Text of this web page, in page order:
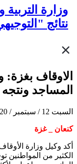
وزارة
نتائج "التوجيهي"
الاوقاف
المساجد
السبت 12 / سبتمبر / 2020
كنعان _ غزة
أكد وكيل وزارة
الكثير من